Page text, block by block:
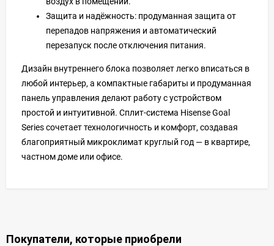
Защита и надёжность: продуманная защита от
перепадов напряжения и автоматический
перезапуск после отключения питания.
Дизайн внутреннего блока позволяет легко вписаться в
любой интерьер, а компактные габариты и продуманная
панель управления делают работу с устройством
простой и интуитивной. Сплит-система Hisense Goal
Series сочетает технологичность и комфорт, создавая
благоприятный микроклимат круглый год — в квартире,
частном доме или офисе.
Покупатели, которые приобрели